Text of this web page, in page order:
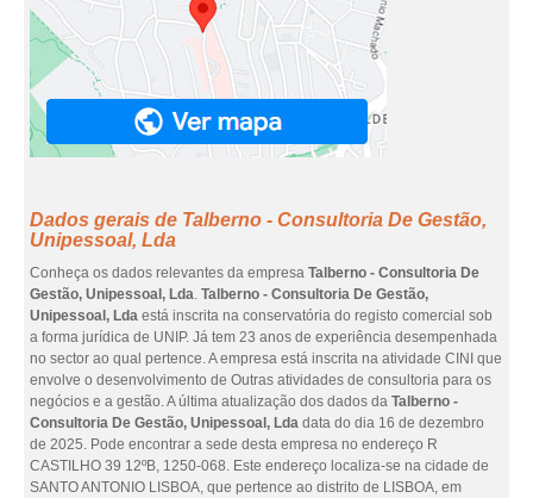
Dados gerais de Talberno - Consultoria De Gestão,
Unipessoal, Lda
Conheça os dados relevantes da empresa Talberno - Consultoria De
Gestão, Unipessoal, Lda. Talberno - Consultoria De Gestão,
Unipessoal, Lda está inscrita na conservatória do registo comercial sob
a forma jurídica de UNIP. Já tem 23 anos de experiência desempenhada
no sector ao qual pertence. A empresa está inscrita na atividade CINI que
envolve o desenvolvimento de Outras atividades de consultoria para os
negócios e a gestão. A última atualização dos dados da Talberno -
Consultoria De Gestão, Unipessoal, Lda data do dia 16 de dezembro
de 2025. Pode encontrar a sede desta empresa no endereço R
CASTILHO 39 12ºB, 1250-068. Este endereço localiza-se na cidade de
SANTO ANTONIO LISBOA, que pertence ao distrito de LISBOA, em